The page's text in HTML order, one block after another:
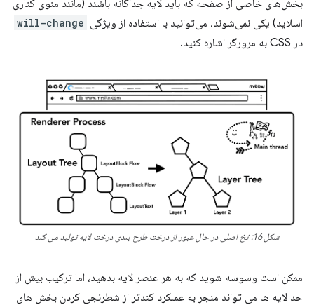
بخش‌های خاصی از صفحه که باید لایه جداگانه باشند (مانند منوی کناری
اسلاید) یکی نمی‌شوند، می‌توانید با استفاده از ویژگی will-change
در CSS به مرورگر اشاره کنید.
شکل 16: نخ اصلی در حال عبور از درخت طرح بندی درخت لایه تولید می کند
ممکن است وسوسه شوید که به هر عنصر لایه بدهید، اما ترکیب بیش از
حد لایه ها می تواند منجر به عملکرد کندتر از شطرنجی کردن بخش های